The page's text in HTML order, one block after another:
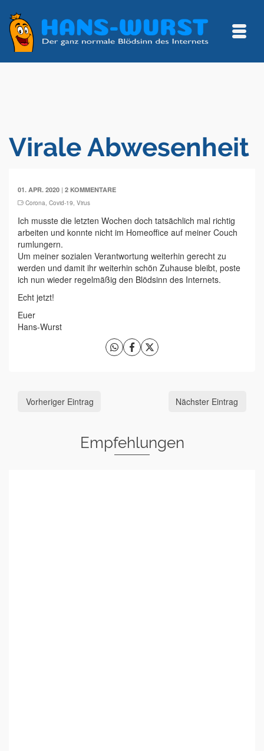
Virale Abwesenheit
01. APR. 2020 | 2 KOMMENTARE
Corona, Covid-19, Virus
Ich musste die letzten Wochen doch tatsächlich mal richtig
arbeiten und konnte nicht im Homeoffice auf meiner Couch
rumlungern.
Um meiner sozialen Verantwortung weiterhin gerecht zu
werden und damit ihr weiterhin schön Zuhause bleibt, poste
ich nun wieder regelmäßig den Blödsinn des Internets.
Echt jetzt!
Euer
Hans-Wurst
Vorheriger Eintrag Nächster Eintrag
Empfehlungen